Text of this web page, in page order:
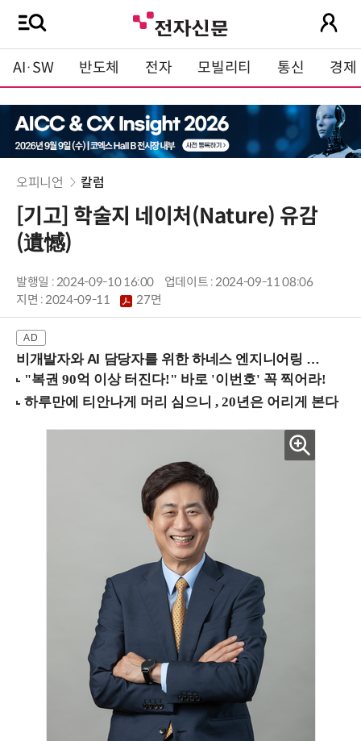
AI·SW 반도체 전자 모빌리티 통신 경제
오피니언 칼럼
[기고] 학술지 네이처(Nature) 유감
(遺憾)
발행일 : 2024-09-10 16:00
업데이트 : 2024-09-11 08:06
지면 :2024-09-11 27면
비개발자와 AI 담당자를 위한 하네스 엔지니어링 입문과정 (8/20 신논현역)